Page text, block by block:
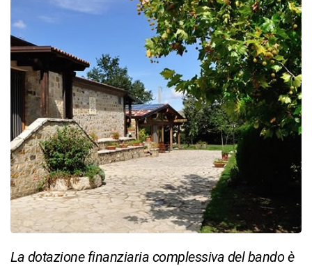
La dotazione finanziaria complessiva del bando è